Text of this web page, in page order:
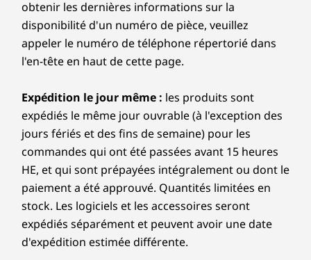
* Certains modèles
Tous les ports dont
vous avez besoin et
plus
Simplifiez votre flux de travail avec un appareil
qui offre neuf ports USB pour vous garder
connecté. La tour M90t 6e génération offre un
multitâche fluide. Connectez facilement les
RAID
En option : 0/1/5
Audio
Haut-parleur interne
Unité d’alimentation
500 W (92 % économie en énergie)
400 W (92 % économie en énergie)
310 W (92 % économie en énergie)
Les spécifications peuvent varier selon la région/le modèle et la
disponibilité.
15-En option 2 x PS/2 pour le clavier / souris
16-En option : Série
17-En option : Ports sur les cartes d'extension
18-Connecteur d'alimentation
Comparer
Magasiner
Comparer
Explorer tout Ordinateurs de bureau et ordinateurs
tout-en-un
support the system's needs, ensuring reliable
operation even under heavy workloads.
obtenir les dernières informations sur la
disponibilité d'un numéro de pièce, veuillez
appeler le numéro de téléphone répertorié dans
l'en-tête en haut de cette page.
Expédition le jour même : les produits sont
expédiés le même jour ouvrable (à l'exception des
jours fériés et des fins de semaine) pour les
commandes qui ont été passées avant 15 heures
HE, et qui sont prépayées intégralement ou dont le
paiement a été approuvé. Quantités limitées en
stock. Les logiciels et les accessoires seront
expédiés séparément et peuvent avoir une date
d'expédition estimée différente.